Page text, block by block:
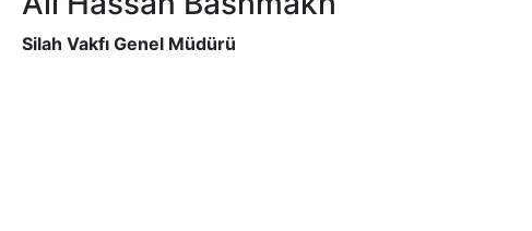
Silah Vakfı Genel Müdürü